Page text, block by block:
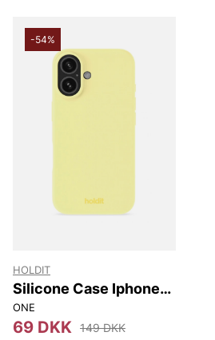
-54%
HOLDIT
Silicone Case Iphone
16
ONE
69 DKK 149 DKK